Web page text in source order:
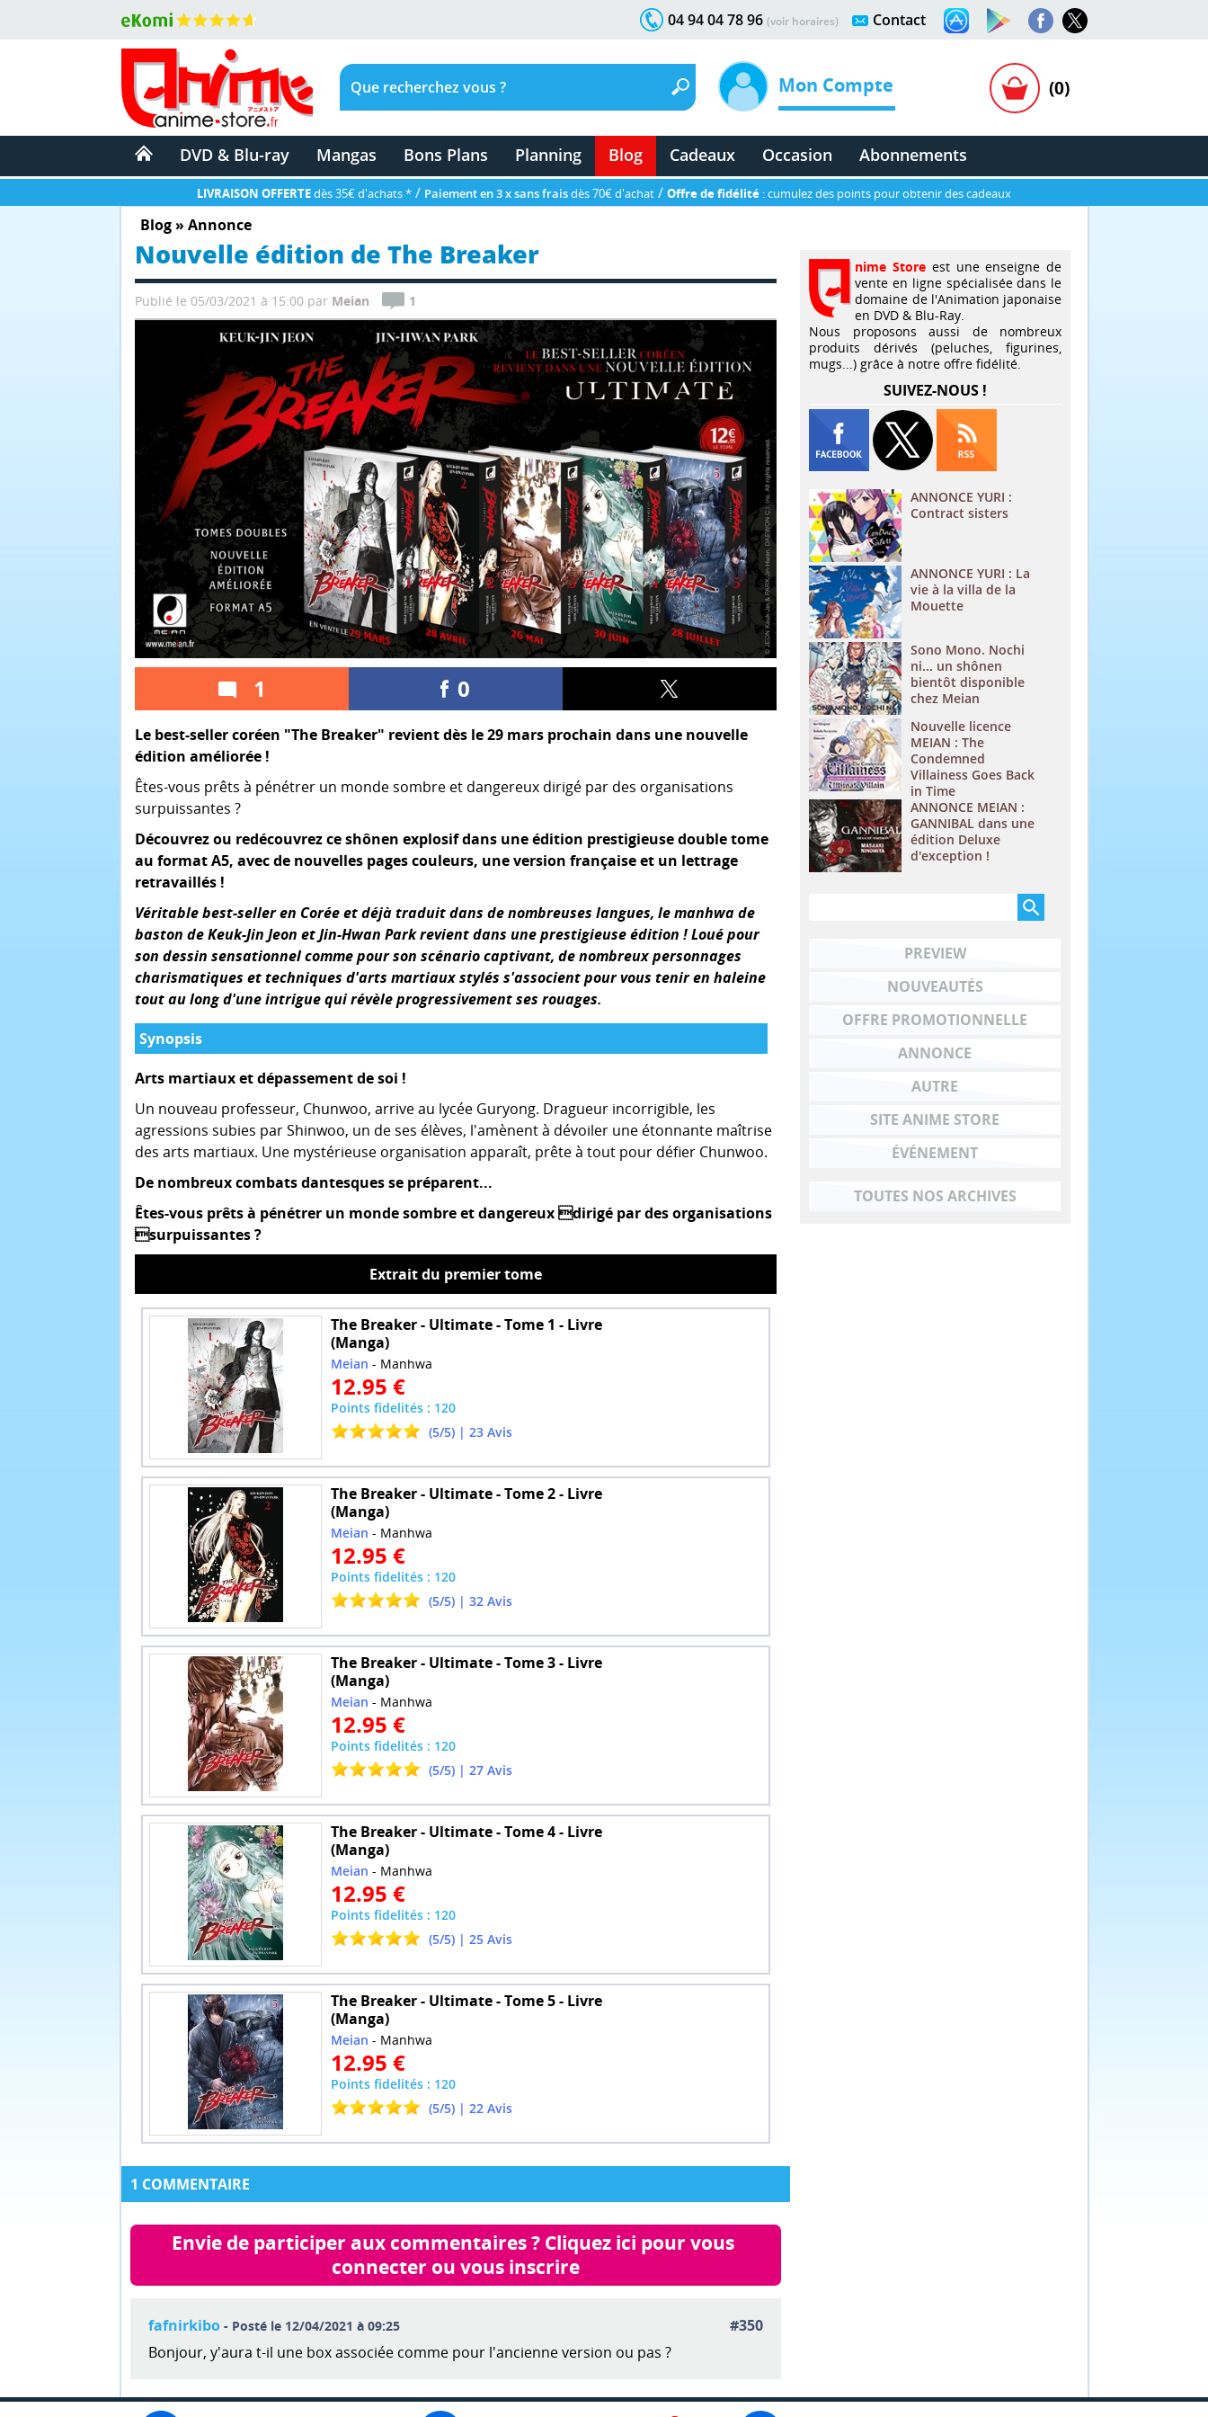
Contact
04 94 04 78 96 (voir horaires)
Mon Compte (0)
DVD & Blu-ray Mangas Bons Plans Planning Blog Cadeaux Occasion Abonnements
LIVRAISON OFFERTEdès 35€ d'achats * / Paiement en 3 x sans fraisdès 70€ d'achat / Offre de fidélité : cumulez des points pour obtenir des cadeaux
Blog» Annonce
Nouvelle édition de The Breaker
Publié le 05/03/2021 à 15:00 par Meian 1
1 0
Le best-seller coréen "The Breaker" revient dès le 29 mars prochain dans une nouvelle
édition améliorée !
Êtes-vous prêts à pénétrer un monde sombre et dangereux dirigé par des organisations
surpuissantes ?
Découvrez ou redécouvrez ce shônen explosif dans une édition prestigieuse double tome
au format A5, avec de nouvelles pages couleurs, une version française et un lettrage
retravaillés !
Véritable best-seller en Corée et déjà traduit dans de nombreuses langues, le manhwa de
baston de Keuk-Jin Jeon et Jin-Hwan Park revient dans une prestigieuse édition ! Loué pour
son dessin sensationnel comme pour son scénario captivant, de nombreux personnages
charismatiques et techniques d'arts martiaux stylés s'associent pour vous tenir en haleine
tout au long d'une intrigue qui révèle progressivement ses rouages.
Synopsis
Arts martiaux et dépassement de soi !
Un nouveau professeur, Chunwoo, arrive au lycée Guryong. Dragueur incorrigible, les
agressions subies par Shinwoo, un de ses élèves, l'amènent à dévoiler une étonnante maîtrise
des arts martiaux. Une mystérieuse organisation apparaît, prête à tout pour défier Chunwoo.
De nombreux combats dantesques se préparent...
Êtes-vous prêts à pénétrer un monde sombre et dangereux dirigé par des organisations
surpuissantes ?
Extrait du premier tome
The Breaker - Ultimate - Tome 1 - Livre
(Manga)
Meian - Manhwa
12.95 €
Points fidelités : 120
(5/5) | 23 Avis
The Breaker - Ultimate - Tome 2 - Livre
(Manga)
Meian - Manhwa
12.95 €
Points fidelités : 120
(5/5) | 32 Avis
The Breaker - Ultimate - Tome 3 - Livre
(Manga)
Meian - Manhwa
12.95 €
Points fidelités : 120
(5/5) | 27 Avis
The Breaker - Ultimate - Tome 4 - Livre
(Manga)
Meian - Manhwa
12.95 €
Points fidelités : 120
(5/5) | 25 Avis
The Breaker - Ultimate - Tome 5 - Livre
(Manga)
Meian - Manhwa
12.95 €
Points fidelités : 120
(5/5) | 22 Avis
1 COMMENTAIRE
Envie de participer aux commentaires ? Cliquez ici pour vous
connecter ou vous inscrire
fafnirkibo - Posté le 12/04/2021 à 09:25
#350
Bonjour, y'aura t-il une box associée comme pour l'ancienne version ou pas ?
nime Store est une enseigne de
vente en ligne spécialisée dans le
domaine de l'Animation japonaise
en DVD & Blu-Ray.
Nous proposons aussi de nombreux
produits dérivés (peluches, figurines,
mugs...) grâce à notre offre fidélité.
SUIVEZ-NOUS !
ANNONCE YURI :
Contract sisters
ANNONCE YURI : La
vie à la villa de la
Mouette
Sono Mono. Nochi
ni... un shônen
bientôt disponible
chez Meian
Nouvelle licence
MEIAN : The
Condemned
Villainess Goes Back
in Time
ANNONCE MEIAN :
GANNIBAL dans une
édition Deluxe
d'exception !
PREVIEW
NOUVEAUTÉS
OFFRE PROMOTIONNELLE
ANNONCE
AUTRE
SITE ANIME STORE
ÉVÉNEMENT
TOUTES NOS ARCHIVES